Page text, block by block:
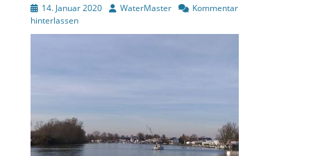
Veröffentlicht
am
14. Januar 2020 AutorWaterMaster
Kommentar
hinterlassen